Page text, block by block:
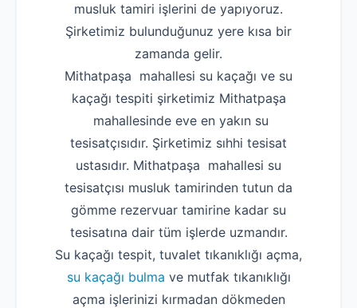
musluk tamiri işlerini de yapıyoruz.
Şirketimiz bulunduğunuz yere kısa bir
zamanda gelir.
Mithatpaşa mahallesi su kaçağı ve su
kaçağı tespiti şirketimiz Mithatpaşa
mahallesinde eve en yakın su
tesisatçısıdır. Şirketimiz sıhhi tesisat
ustasıdır. Mithatpaşa mahallesi su
tesisatçısı musluk tamirinden tutun da
gömme rezervuar tamirine kadar su
tesisatına dair tüm işlerde uzmandır.
Su kaçağı tespit, tuvalet tıkanıklığı açma,
su kaçağı bulma ve mutfak tıkanıklığı
açma işlerinizi kırmadan dökmeden